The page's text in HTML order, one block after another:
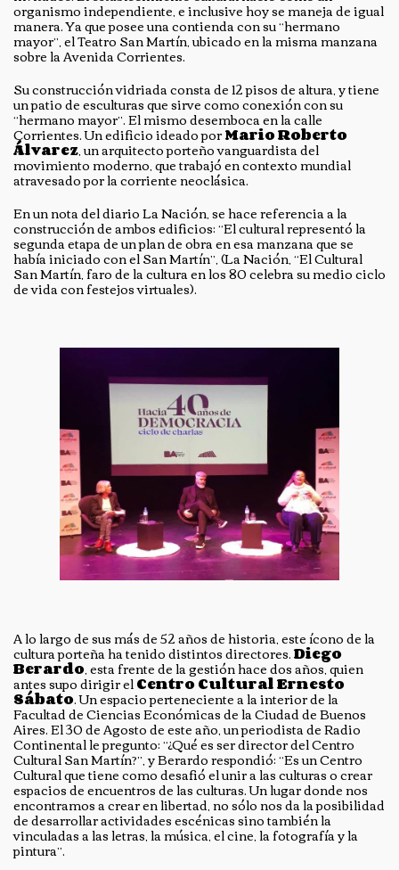
organismo independiente, e inclusive hoy se maneja de igual
manera. Ya que posee una contienda con su “hermano
mayor”, el Teatro San Martín, ubicado en la misma manzana
sobre la Avenida Corrientes.
Su construcción vidriada consta de 12 pisos de altura, y tiene
un patio de esculturas que sirve como conexión con su
“hermano mayor”. El mismo desemboca en la calle
Corrientes. Un edificio ideado porMario Roberto
Álvarez, un arquitecto porteño vanguardista del
movimiento moderno, que trabajó en contexto mundial
atravesado por la corriente neoclásica.
En un nota del diario La Nación, se hace referencia a la
construcción de ambos edificios: “El cultural representó la
segunda etapa de un plan de obra en esa manzana que se
había iniciado con el San Martín”, (La Nación, “El Cultural
San Martín, faro de la cultura en los 80 celebra su medio ciclo
de vida con festejos virtuales).
A lo largo de sus más de 52 años de historia, este ícono de la
cultura porteña ha tenido distintos directores.Diego
Berardo, esta frente de la gestión hace dos años, quien
antes supo dirigir elCentro Cultural Ernesto
Sábato. Un espacio perteneciente a la interior de la
Facultad de Ciencias Económicas de la Ciudad de Buenos
Aires. El 30 de Agosto de este año, un periodista de Radio
Continental le pregunto: “¿Qué es ser director del Centro
Cultural San Martín?”, y Berardo respondió: “Es un Centro
Cultural que tiene como desafió el unir a las culturas o crear
espacios de encuentros de las culturas. Un lugar donde nos
encontramos a crear en libertad, no sólo nos da la posibilidad
de desarrollar actividades escénicas sino también la
vinculadas a las letras, la música, el cine, la fotografía y la
pintura”.